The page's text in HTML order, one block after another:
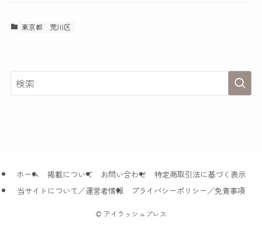
東京都 荒川区
ホーム 掲載について お問い合わせ
特定商取引法に基づく表示
当サイトについて／運営者情報
プライバシーポリシー／免責事項
© アイラッシュプレス